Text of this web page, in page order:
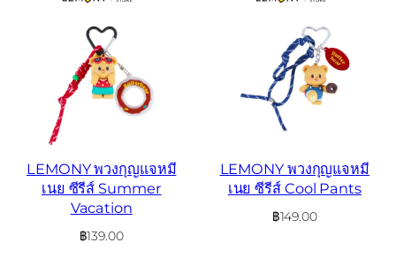
LEMONY พวงกุญแจหมี
เนย ซีรีส์ Summer
Vacation
฿139.00
LEMONY พวงกุญแจหมี
เนย ซีรีส์ Cool Pants
฿149.00